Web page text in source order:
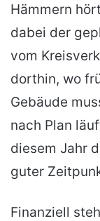
Hämmern
dabei der
vom
dorthin, wo
Gebäude
nach Plan
diesem Jahr
guter
Finanziell